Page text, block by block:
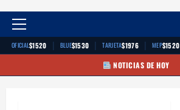
Menú
principal
OFICIAL$1520 | BLUE$1530 | TARJETA$1976 | MEP$1520
NOTICIAS DE HOY